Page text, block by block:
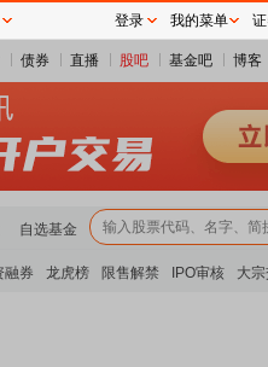
债券 直播 股吧 基金吧 博客
自选基金
融券 龙虎榜 限售解禁 IPO审核 大
登录 我的菜单